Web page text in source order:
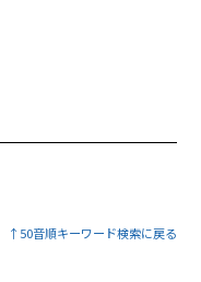
↑50音順キーワード検索に戻る